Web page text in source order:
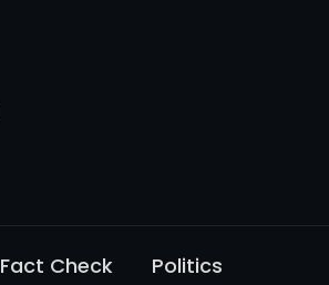
Fact Check
Politics